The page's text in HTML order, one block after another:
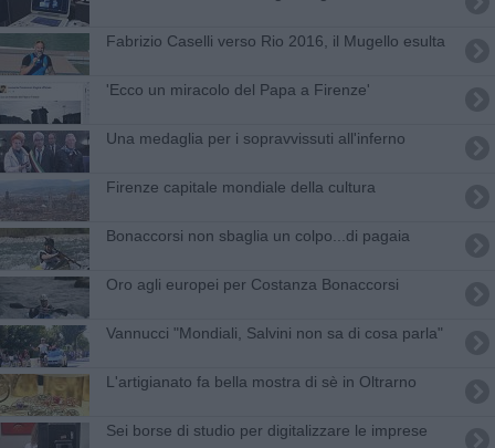
Fabrizio Caselli verso Rio 2016, il Mugello esulta
'Ecco un miracolo del Papa a Firenze'
Una medaglia per i sopravvissuti all'inferno
Firenze capitale mondiale della cultura
Bonaccorsi non sbaglia un colpo...di pagaia
Oro agli europei per Costanza Bonaccorsi
Vannucci "Mondiali, Salvini non sa di cosa parla"
L'artigianato fa bella mostra di sè in Oltrarno
Sei borse di studio per digitalizzare le imprese